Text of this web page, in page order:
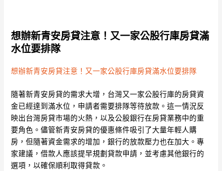
想辦新青安房貸注意！又一家公股行庫房貸滿
水位要排隊
想辦新青安房貸注意！又一家公股行庫房貸滿水位要排隊
隨著新青安房貸的需求大增，台灣又一家公股行庫的房貸資
金已經達到滿水位，申請者需要排隊等待放款。這一情況反
映出台灣房貸市場的火熱，以及公股銀行在房貸業務中的重
要角色。儘管新青安房貸的優惠條件吸引了大量年輕人購
房，但隨著資金需求的增加，銀行的放款壓力也在加大。專
家建議，借款人應該提早規劃貸款申請，並考慮其他銀行的
選項，以確保順利取得貸款。